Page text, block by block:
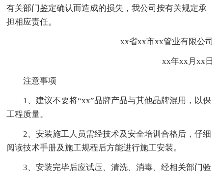
有关部门鉴定确认而造成的损失，我公司按有关规定承
担相应责任。
xx省xx市xx管业有限公司
xx年xx月xx日
注意事项
1、建议不要将“xx”品牌产品与其他品牌混用，以保
工程质量。
2、安装施工人员需经技术及安全培训合格后，仔细
阅读技术手册及施工规程后方能进行施工安装。
3、安装完毕后应试压、清洗、消毒、经相关部门验